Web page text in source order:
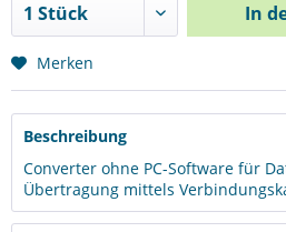
In
Merken
Beschreibung
Converter ohne PC-Software für
Übertragung mittels